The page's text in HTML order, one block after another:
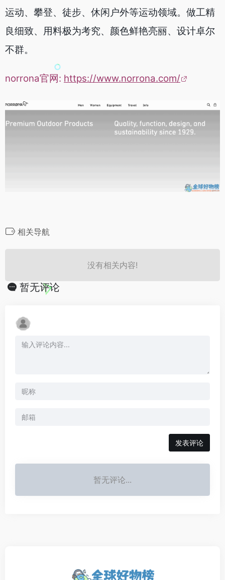
运动、攀登、徒步、休闲户外等运动领域。做工精
良细致、用料极为考究、颜色鲜艳亮丽、设计卓尔
不群。
norrona官网: https://www.norrona.com/
相关导航
没有相关内容!
暂无评论
发表评论
暂无评论...